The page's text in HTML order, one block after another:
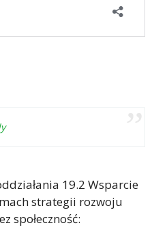
19.2 Wsparcie
strategii rozwoju
społeczność: